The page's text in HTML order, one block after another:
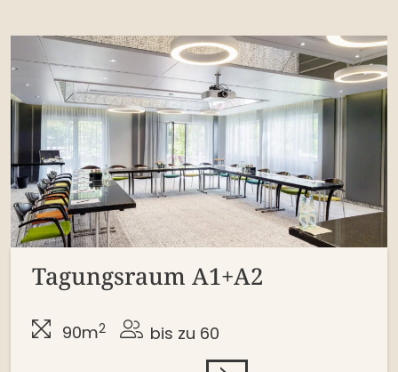
Tagungsraum A1+A2
90m2 bis zu 60